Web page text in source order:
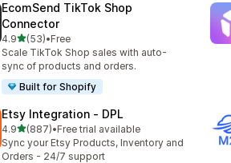
EcomSend TikTok Shop
Connector
4.9เต็ม 5 ดาว
(53)
ทั้งหมด 53 รีวิว
•Free
Scale TikTok Shop sales with auto-
sync of products and orders.
Built for Shopify
Etsy Integration ‑ DPL
4.9เต็ม 5 ดาว
(887)
ทั้งหมด 887 รีวิว
•Free trial available
Sync your Etsy Products, Inventory and
Orders - 24/7 support